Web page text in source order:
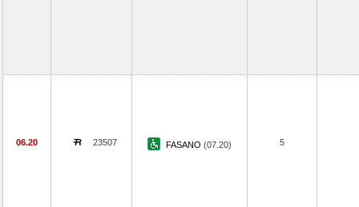
06.20 23507 FASANO (07.20) 5